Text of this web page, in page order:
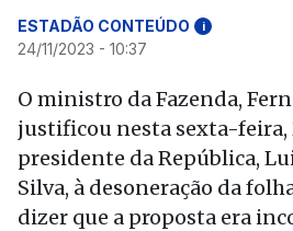
ESTADÃO CONTEÚDO i
24/11/2023 - 10:37
O ministro da Fazenda,
justificou nesta sexta-feira,
presidente da República,
Silva, à desoneração da
dizer que a proposta era